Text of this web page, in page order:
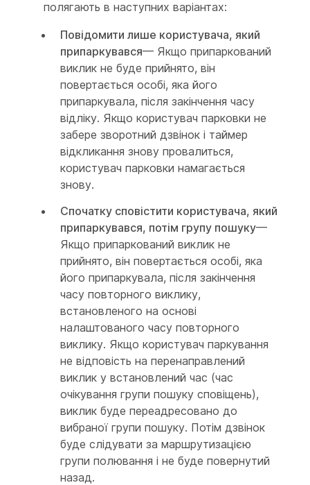
полягають в наступних варіантах:
Повідомити лише користувача, який
припаркувався— Якщо припаркований
виклик не буде прийнято, він
повертається особі, яка його
припаркувала, після закінчення часу
відліку. Якщо користувач парковки не
забере зворотний дзвінок і таймер
відкликання знову провалиться,
користувач парковки намагається
знову.
Спочатку сповістити користувача, який
припаркувався, потім групу пошуку—
Якщо припаркований виклик не
прийнято, він повертається особі, яка
його припаркувала, після закінчення
часу повторного виклику,
встановленого на основі
налаштованого часу повторного
виклику. Якщо користувач паркування
не відповість на перенаправлений
виклик у встановлений час (час
очікування групи пошуку сповіщень),
виклик буде переадресовано до
вибраної групи пошуку. Потім дзвінок
буде слідувати за маршрутизацією
групи полювання і не буде повернутий
назад.